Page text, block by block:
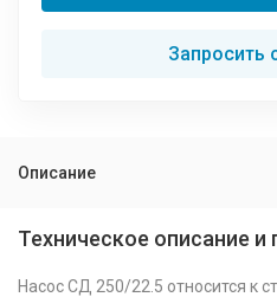
Запросить
Описание
Техническое описание
Насос СД 250/22.5 относится к